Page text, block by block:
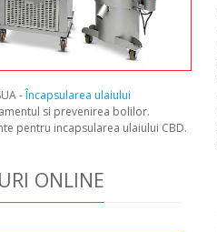
-Încapsularea ulaiului
si prevenirea bolilor.
pentru incapsularea ulaiului CBD.
ONLINE